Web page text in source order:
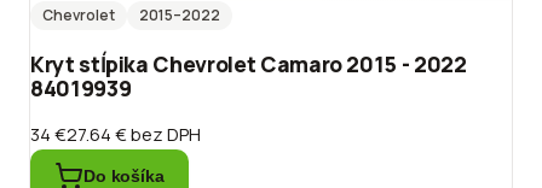
Chevrolet
2015–2022
Kryt stĺpika Chevrolet Camaro 2015 - 2022
84019939
34 €27.64 €bez DPH
Do košíka